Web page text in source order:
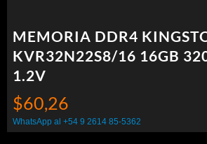
MEMORIA DDR4
KVR32N22S8/16 16GB
1.2V
$60,26
WhatsApp al +54 9 2614 85-5362